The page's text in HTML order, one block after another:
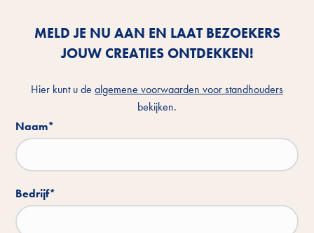
MELD JE NU AAN EN LAAT BEZOEKERS
JOUW CREATIES ONTDEKKEN!
Hier kunt u de algemene voorwaarden voor standhouders
bekijken.
Naam*
Bedrijf*